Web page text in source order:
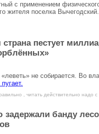
с применением
жителя поселка Вычегодский.
пестует
не собирается. Во
, читать действительно надо
банду